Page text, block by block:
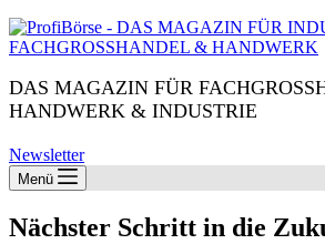
DAS MAGAZIN FÜR
HANDWERK & INDUSTRIE
Newsletter
Menü
Nächster Schritt in die